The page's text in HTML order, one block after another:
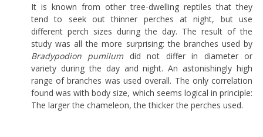
It is known from other tree-dwelling reptiles that they
tend to seek out thinner perches at night, but use
different perch sizes during the day. The result of the
study was all the more surprising: the branches used by
Bradypodion pumilumdid not differ in diameter or
variety during the day and night. An astonishingly high
range of branches was used overall. The only correlation
found was with body size, which seems logical in principle:
The larger the chameleon, the thicker the perches used.